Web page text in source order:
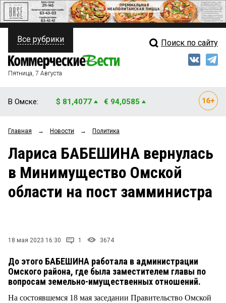
ПОЛИТИКА
ФИНАНСЫ
ОБЩЕСТВО
ЗАКОН
НОВОСТИ КОМПАНИЙ
Свежий выпуск
Рейтинги
Блоги
Архив
Все рубрики Поиск по сайту
Пятница, 7 Августа
В Омске: $ 81,4077 € 94,0585
Главная → Новости → Политика
Лариса БАБЕШИНА вернулась
в Минимущество Омской
области на пост замминистра
18 мая 2023 16:30 1 3674
До этого БАБЕШИНА работала в администрации
Омского района, где была заместителем главы по
вопросам земельно-имущественных отношений.
На состоявшемся 18 мая заседании Правительство Омской